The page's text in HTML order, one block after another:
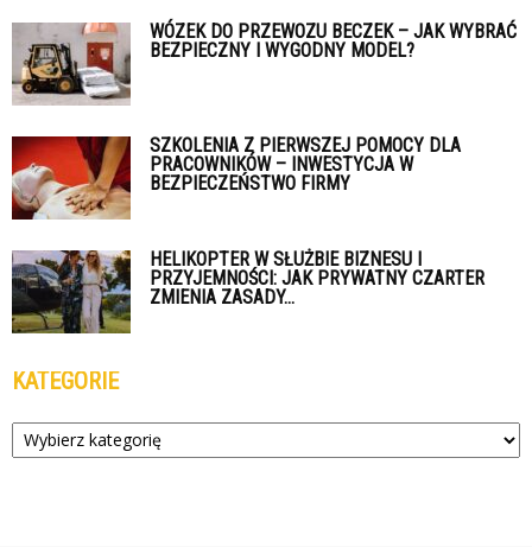
WÓZEK DO PRZEWOZU BECZEK – JAK WYBRAĆ
BEZPIECZNY I WYGODNY MODEL?
SZKOLENIA Z PIERWSZEJ POMOCY DLA
PRACOWNIKÓW – INWESTYCJA W
BEZPIECZEŃSTWO FIRMY
HELIKOPTER W SŁUŻBIE BIZNESU I
PRZYJEMNOŚCI: JAK PRYWATNY CZARTER
ZMIENIA ZASADY...
KATEGORIE
Kategorie